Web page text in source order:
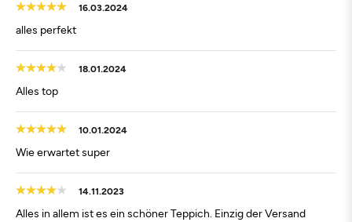
16.03.2024
alles perfekt
18.01.2024
Alles top
10.01.2024
Wie erwartet super
14.11.2023
Alles in allem ist es ein schöner Teppich. Einzig der Versand